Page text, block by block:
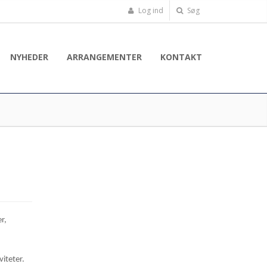
Log ind Søg
NYHEDER ARRANGEMENTER KONTAKT